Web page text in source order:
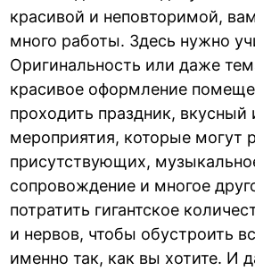
красивой и неповторимой,
много работы. Здесь нужно
Оригинальность или даже
красивое оформление
проходить праздник, вкусный
мероприятия, которые могут
присутствующих,
сопровождение и многое
потратить гигантское
и нервов, чтобы обустроить
именно так, как вы хотите. И